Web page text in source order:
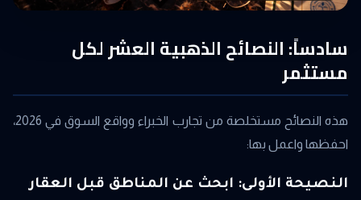
سادساً: النصائح الذهبية العشر لكل
مستثمر
هذه النصائح مستخلصة من تجارب الخبراء وواقع السوق في 2026،
احفظها واعمل بها:
النصيحة الأولى: ابحث عن المناطق قبل العقار